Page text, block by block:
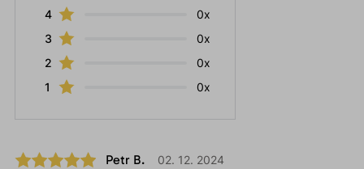
4
0x
3
0x
2
0x
1
0x
Petr B. 02. 12. 2024